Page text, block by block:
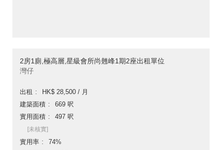
2房1廁,極高層,星級會所尚翹峰1期2座出租單位
灣仔
出租
HK$ 28,500 / 月
建築面積
669 呎
實用面積
497 呎
[未核實]
實用率
74%